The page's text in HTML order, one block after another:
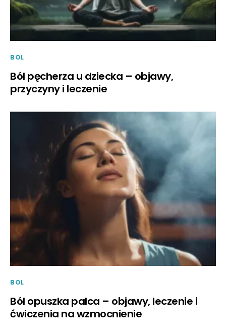
BOL
Ból pęcherza u dziecka – objawy,
przyczyny i leczenie
BOL
Ból opuszka palca – objawy, leczenie i
ćwiczenia na wzmocnienie